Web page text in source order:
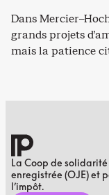
Dans
grands projets
mais la patience
La Coop de
enregistrée (OJE) et
l’impôt.